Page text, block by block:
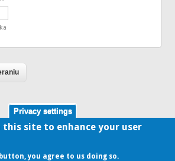
Privacy settings
this site to enhance your user
you agree to us doing so.